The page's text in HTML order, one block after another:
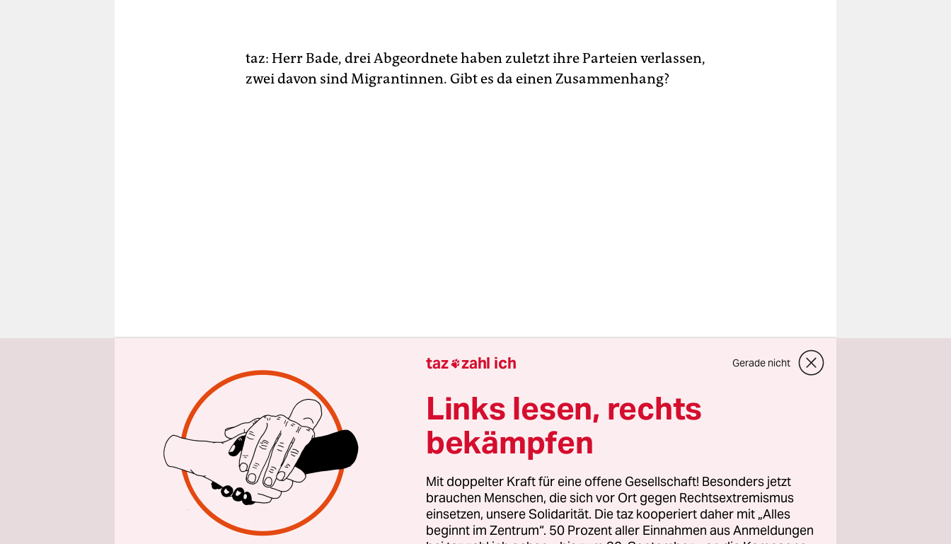
taz: Herr Bade, drei Abgeordnete haben zuletzt ihre Parteien verlassen,
zwei davon sind Migrantinnen. Gibt es da einen Zusammenhang?
Klaus Bade: Ich gehe davon aus, dass die Parteiwechsel der beiden
Abgeordneten nicht vornehmlich mit deren Migrationshintergrund,
sondern mit Sachargumenten zu erklären sind. Diese wiederum
haben aber in beiden Fällen ja durchaus etwas mit integrations- und
migrationspolitischen Fragen zu tun. Und das leuchtet auch ein: Es
geht um explosive Kernfragen der Einwanderungsgesellschaft, um
Themen, die zunehmend in den politischen Vordergrund rücken -
auch mit Blick auf Wählerstimmen. Das führt zu Bewegung zwischen
den Parteien.
taz zahl ich Gerade nicht
Links lesen, rechts
bekämpfen
Mit doppelter Kraft für eine offene Gesellschaft! Besonders jetzt
brauchen Menschen, die sich vor Ort gegen Rechtsextremismus
einsetzen, unsere Solidarität. Die taz kooperiert daher mit „Alles
beginnt im Zentrum“. 50 Prozent aller Einnahmen aus Anmeldungen